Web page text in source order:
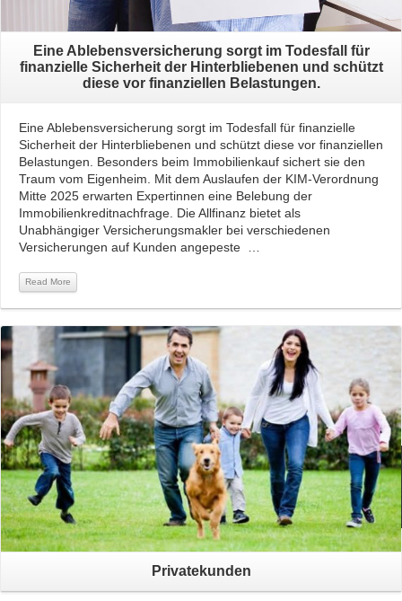
Eine Ablebensversicherung sorgt im Todesfall für
finanzielle Sicherheit der Hinterbliebenen und schützt
diese vor finanziellen Belastungen.
Eine Ablebensversicherung sorgt im Todesfall für finanzielle
Sicherheit der Hinterbliebenen und schützt diese vor finanziellen
Belastungen. Besonders beim Immobilienkauf sichert sie den
Traum vom Eigenheim. Mit dem Auslaufen der KIM-Verordnung
Mitte 2025 erwarten Expertinnen eine Belebung der
Immobilienkreditnachfrage. Die Allfinanz bietet als
Unabhängiger Versicherungsmakler bei verschiedenen
Versicherungen auf Kunden angepeste …
Read More
Privatekunden